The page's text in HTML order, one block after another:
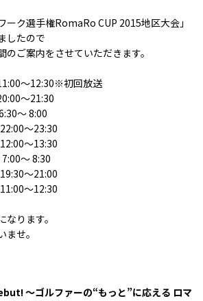
ーク選手権RomaRo CUP 2015地区大会」
したので
のご案内をさせていただきます。
～12:30※初回放送
～21:30
～ 8:00
～23:30
～13:30
～ 8:30
～21:00
～12:30
ります。
せ。
～ゴルファーの“もっと”に応える ロマ